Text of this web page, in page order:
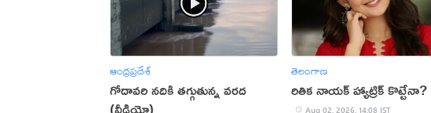
ఆంధ్రప్రదేశ్
గోదావరి నదికి తగ్గుతున్న వరద
తెలంగాణ
రితిక నాయక్ హ్యాట్రిక్ కొట్టేనా?
Aug 02, 2026, 14:08 IST